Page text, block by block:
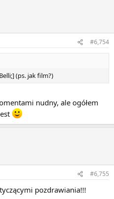
#6,754
(ps. jak film?)
nudny, ale ogółem
#6,755
pozdrawiania!!!